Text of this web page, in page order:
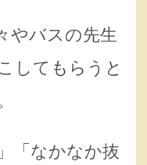
やバスの先生
してもらうと
「なかなか抜